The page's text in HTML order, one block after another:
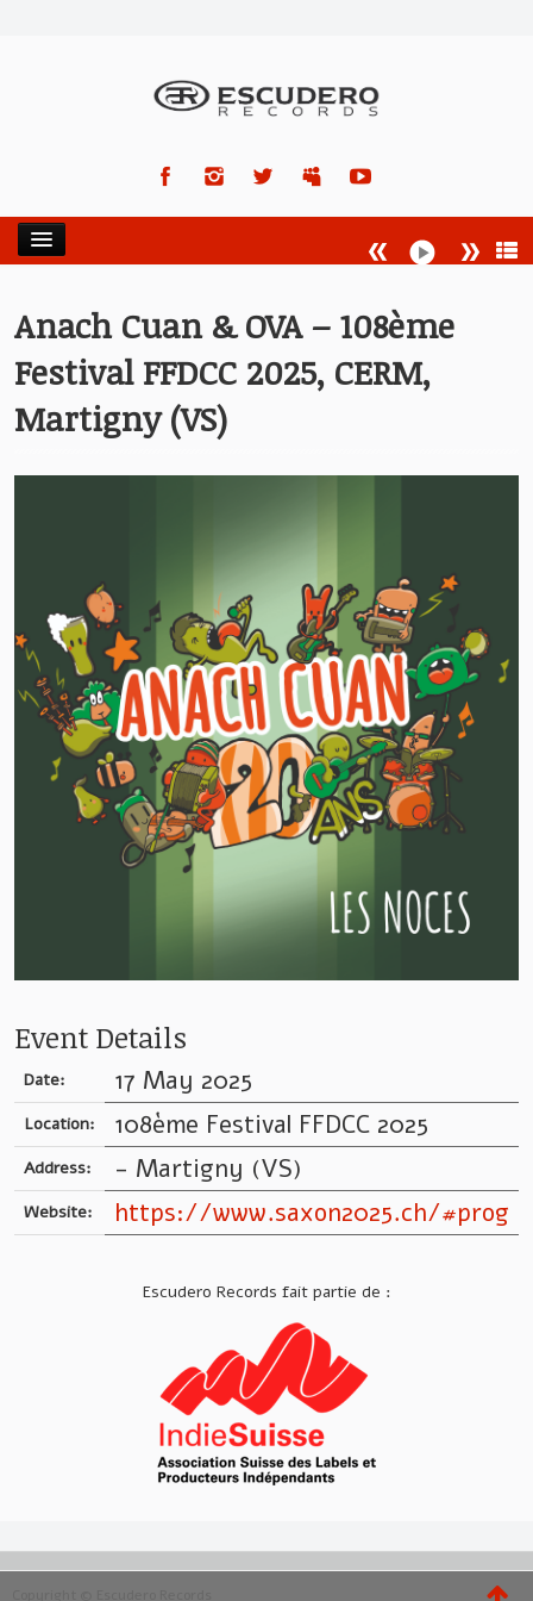
NEWS
ARTISTES
ÉVÉNEMENTS
ÉDITIONS
CONTACT
LANGUE :
Anach Cuan & OVA – 108ème
Festival FFDCC 2025, CERM,
Martigny (VS)
Event Details
Date: 17 May 2025
Location: 108ème Festival FFDCC 2025
Address: - Martigny (VS)
Website: https://www.saxon2025.ch/#prog
Escudero Records fait partie de :